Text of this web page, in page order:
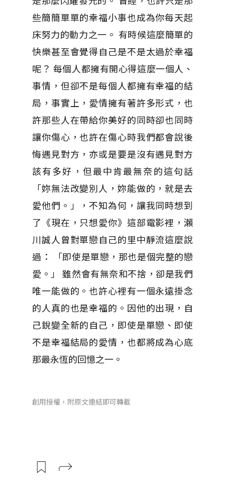
些簡簡單單的幸福小事也成為你每天起
床努力的動力之一。 有時候這麼簡單的
快樂甚至會覺得自己是不是太過於幸福
呢？ 每個人都擁有開心得這麼一個人、
事情，但卻不是每個人都擁有幸福的結
局，事實上，愛情擁有著許多形式，也
許那些人在帶給你美好的同時卻也同時
讓你傷心，也許在傷心時我們都會說後
悔遇見對方，亦或是要是沒有遇見對方
該有多好，但最中肯最無奈的這句話
「妳無法改變別人，妳能做的，就是去
愛他們。」，不知為何，讓我同時想到
了《現在，只想愛你》這部電影裡，瀨
川誠人曾對單戀自己的里中靜流這麼說
過： 「即使是單戀，那也是個完整的戀
愛。」 雖然會有無奈和不捨，卻是我們
唯一能做的。也許心裡有一個永遠掛念
的人真的也是幸福的。因他的出現，自
己銳變全新的自己，即使是單戀、即使
不是幸福結局的愛情，也都將成為心底
那最永恆的回憶之一。
創用授權，附原文連結即可轉載